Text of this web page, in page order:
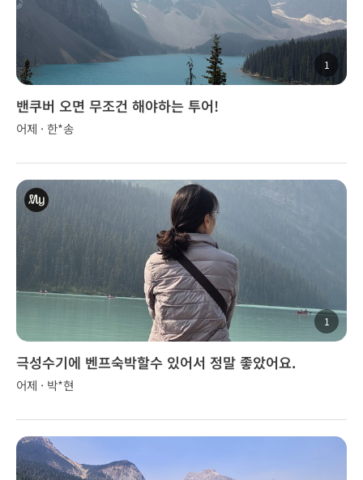
1
밴쿠버 오면 무조건 해야하는 투어!
어제 · 한*송
1
극성수기에 벤프숙박할수 있어서 정말 좋았어요.
어제 · 박*현